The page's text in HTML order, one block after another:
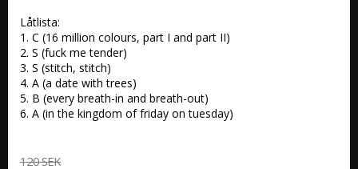
Låtlista:
1. C (16 million colours, part I and part II)
2. S (fuck me tender)
3. S (stitch, stitch)
4. A (a date with trees)
5. B (every breath-in and breath-out)
6. A (in the kingdom of friday on tuesday)
120 SEK